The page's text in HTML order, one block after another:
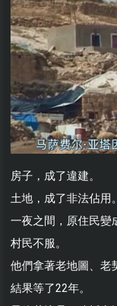
房子，成了違建。
土地，成了非法佔用。
一夜之間，原住民變
村民不服。
他們拿著老地圖、老
結果等了22年。